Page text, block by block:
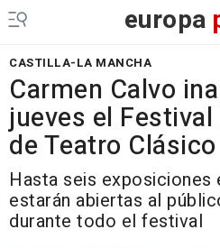
europa
CASTILLA-LA MANCHA
Carmen Calvo
jueves el
de Teatro
Hasta seis exposiciones
estarán abiertas al
durante todo el festival